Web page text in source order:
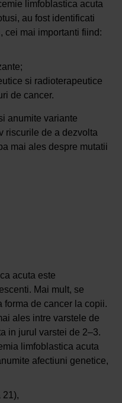
limfoblastica acuta
au fost identificati
cei mai importanti fiind:
si radioterapeutice
de cancer.
anumite variante
riscurile de a dezvolta
mai ales despre mutatii
acuta este
Mai mult, se
forma de cancer la copii.
ales intre varstele de
in jurul varstei de 2–3.
limfoblastica acuta
afectiuni genetice,
21),